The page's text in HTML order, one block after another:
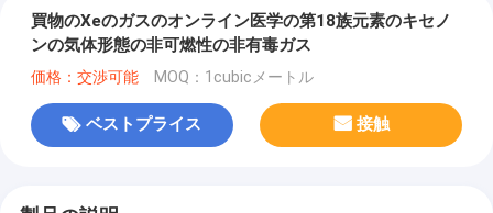
買物のXeのガスのオンライン医学の第18族元素のキセノ
ンの気体形態の非可燃性の非有毒ガス
価格：交渉可能 MOQ：1cubicメートル
ベストプライス 接触